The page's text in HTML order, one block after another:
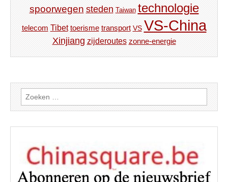
spoorwegen steden Taiwan technologie
telecom Tibet toerisme transport VS VS-China
Xinjiang zijderoutes zonne-energie
Zoeken
naar: